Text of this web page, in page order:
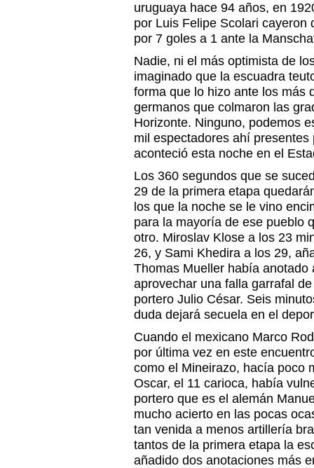
uruguaya hace 94 años, en
por Luis Felipe Scolari cayeron
por 7 goles a 1 ante la
Nadie, ni el más optimista de
imaginado que la escuadra
forma que lo hizo ante los más
germanos que colmaron las
Horizonte. Ninguno, podemos
mil espectadores ahí
aconteció esta noche en el
Los 360 segundos que se
29 de la primera etapa
los que la noche se le vino
para la mayoría de ese pueblo
otro. Miroslav Klose a los 23
26, y Sami Khedira a los 29,
Thomas Mueller había anotado
aprovechar una falla garrafal
portero Julio César. Seis
duda dejará secuela en el
Cuando el mexicano Marco
por última vez en este
como el Mineirazo, hacía poco
Oscar, el 11 carioca, había
portero que es el alemán
mucho acierto en las pocas
tan venida a menos artillería
tantos de la primera etapa la
añadido dos anotaciones más